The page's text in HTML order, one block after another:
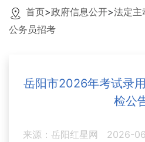
首页>政府信息公开>法定主
公务员招考
岳阳市2026年考试录
检公
来源：岳阳红星网
2026-